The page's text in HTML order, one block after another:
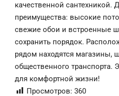
качественной сантехникой.
преимущества: высокие
свежие обои и встроенные
сохранить порядок.
рядом находятся магазины,
общественного транспорта.
для комфортной жизни!
Просмотров: 360